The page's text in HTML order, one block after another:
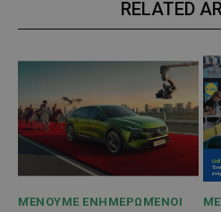
RELATED
ΜΈΝΟΥΜΕ ΕΝΗΜΕΡΩΜΈΝΟΙ